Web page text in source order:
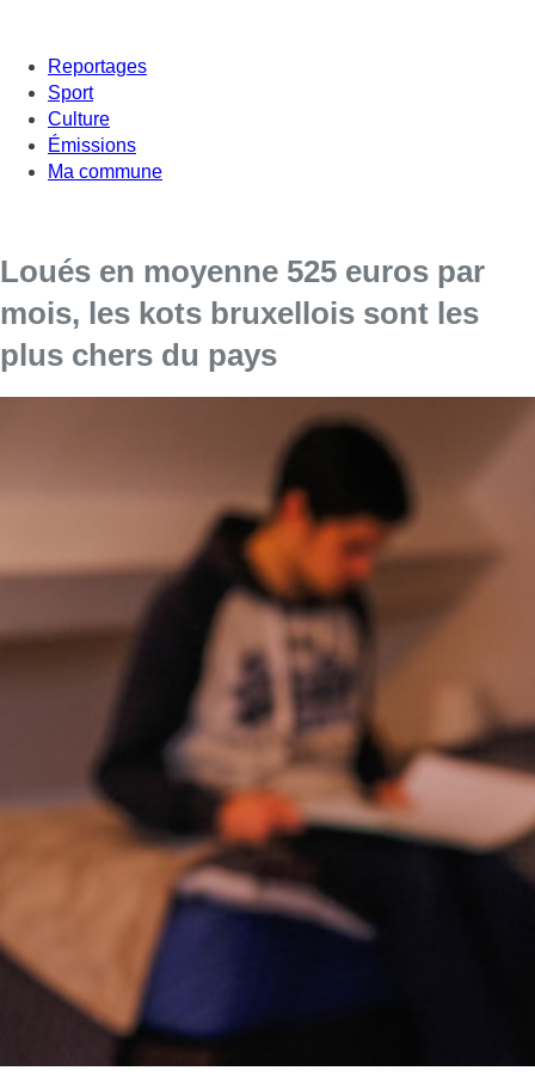
Reportages
Sport
Culture
Émissions
Ma commune
Loués en moyenne 525 euros par
mois, les kots bruxellois sont les
plus chers du pays